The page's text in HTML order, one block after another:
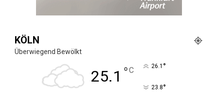
KÖLN
Überwiegend Bewölkt
25.1 °C 26.1 °
23.8°